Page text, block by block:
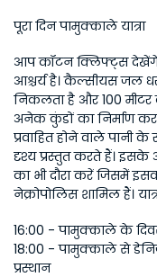
पूरा दिन पामुक्काले यात्रा
आप कॉटन क्लिफ्ट्स
आश्चर्य है। कैल्सीयस जल
निकलता है और 100 मीटर
अनेक कुंडों का निर्माण
प्रवाहित होने वाले पानी के
दृश्य प्रस्तुत करते हैं। इसके
का भी दौरा करें जिसमें
नेक्रोपोलिस शामिल हैं।
16:00 - पामुक्काले के
18:00 - पामुक्काले से
प्रस्थान